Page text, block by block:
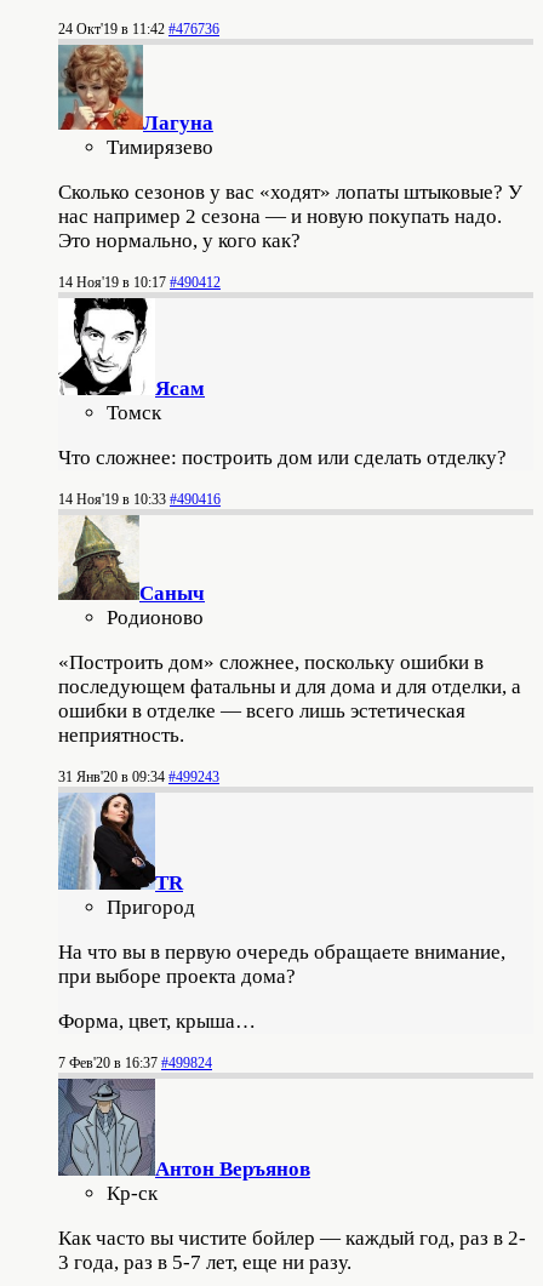
24 Окт'19 в 11:42 #476736
Лагуна
Тимирязево
Сколько сезонов у вас «ходят» лопаты штыковые? У
нас например 2 сезона — и новую покупать надо.
Это нормально, у кого как?
14 Ноя'19 в 10:17 #490412
Ясам
Томск
Что сложнее: построить дом или сделать отделку?
14 Ноя'19 в 10:33 #490416
Саныч
Родионово
«Построить дом» сложнее, поскольку ошибки в
последующем фатальны и для дома и для отделки, а
ошибки в отделке — всего лишь эстетическая
неприятность.
31 Янв'20 в 09:34 #499243
TR
Пригород
На что вы в первую очередь обращаете внимание,
при выборе проекта дома?
Форма, цвет, крыша…
7 Фев'20 в 16:37 #499824
Антон Веръянов
Кр-ск
Как часто вы чистите бойлер — каждый год, раз в 2-
3 года, раз в 5-7 лет, еще ни разу.